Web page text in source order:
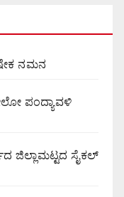
ನಮನ
ಪಂದ್ಯಾವಳಿ
ಜಿಲ್ಲಾಮಟ್ಟದ ಸೈಕಲ್